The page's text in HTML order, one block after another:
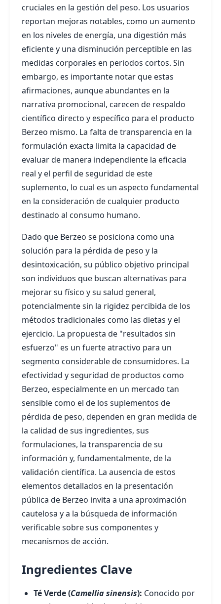
cruciales en la gestión del peso. Los usuarios
reportan mejoras notables, como un aumento
en los niveles de energía, una digestión más
eficiente y una disminución perceptible en las
medidas corporales en periodos cortos. Sin
embargo, es importante notar que estas
afirmaciones, aunque abundantes en la
narrativa promocional, carecen de respaldo
científico directo y específico para el producto
Berzeo mismo. La falta de transparencia en la
formulación exacta limita la capacidad de
evaluar de manera independiente la eficacia
real y el perfil de seguridad de este
suplemento, lo cual es un aspecto fundamental
en la consideración de cualquier producto
destinado al consumo humano.
Dado que Berzeo se posiciona como una
solución para la pérdida de peso y la
desintoxicación, su público objetivo principal
son individuos que buscan alternativas para
mejorar su físico y su salud general,
potencialmente sin la rigidez percibida de los
métodos tradicionales como las dietas y el
ejercicio. La propuesta de "resultados sin
esfuerzo" es un fuerte atractivo para un
segmento considerable de consumidores. La
efectividad y seguridad de productos como
Berzeo, especialmente en un mercado tan
sensible como el de los suplementos de
pérdida de peso, dependen en gran medida de
la calidad de sus ingredientes, sus
formulaciones, la transparencia de su
información y, fundamentalmente, de la
validación científica. La ausencia de estos
elementos detallados en la presentación
pública de Berzeo invita a una aproximación
cautelosa y a la búsqueda de información
verificable sobre sus componentes y
mecanismos de acción.
Ingredientes Clave
Té Verde (Camellia sinensis): Conocido por